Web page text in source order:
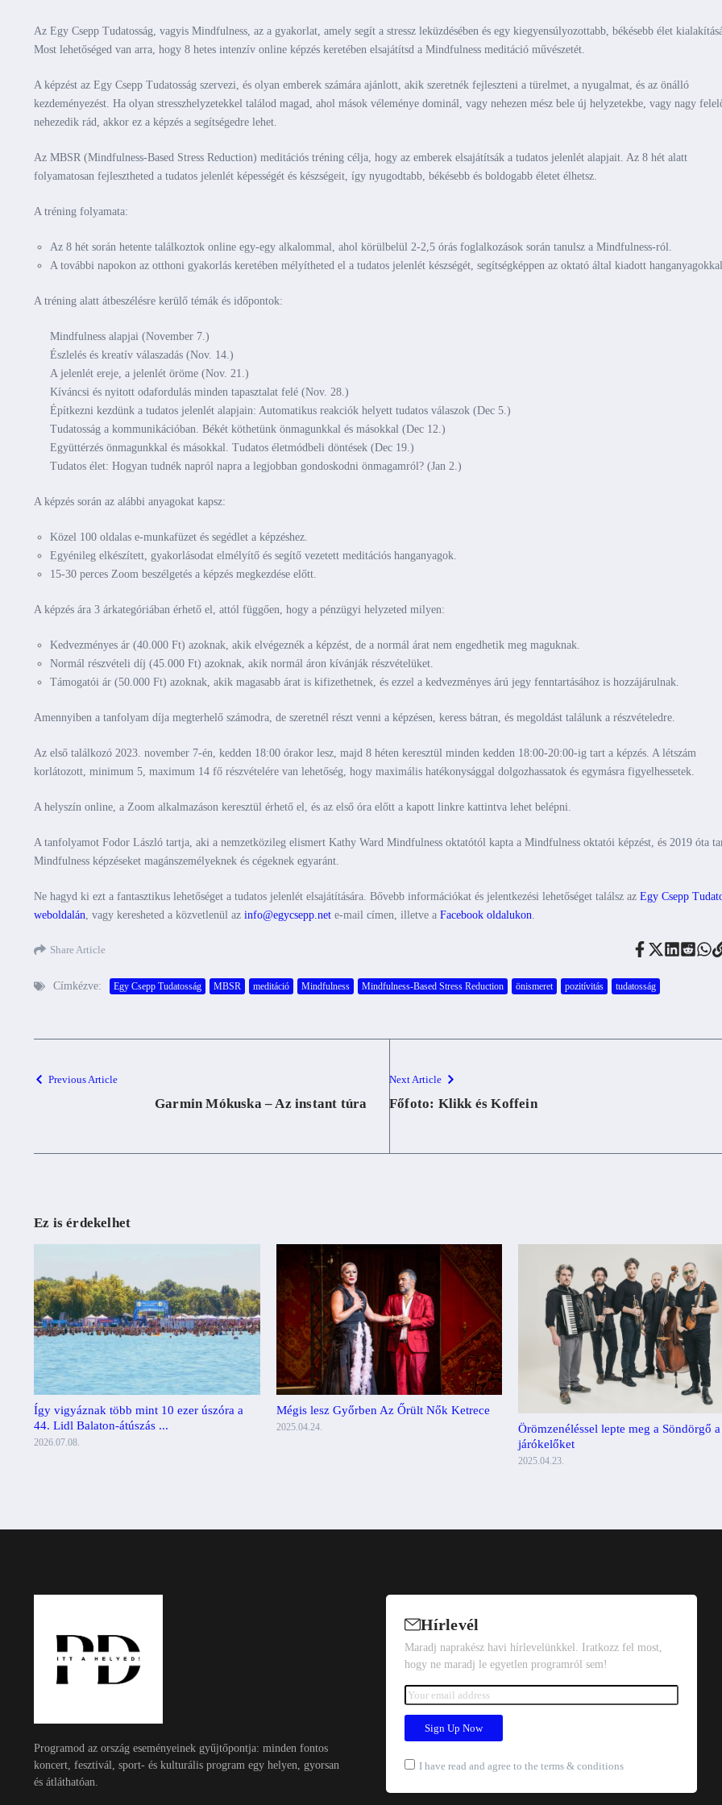
Az Egy Csepp Tudatosság, vagyis Mindfulness, az a gyakorlat, amely segít a stressz leküzdésében és egy kiegyensúlyozottabb, békésebb élet
Most lehetőséged van arra, hogy 8 hetes intenzív online képzés keretében elsajátítsd a Mindfulness meditáció művészetét.
A képzést az Egy Csepp Tudatosság szervezi, és olyan emberek számára ajánlott, akik szeretnék fejleszteni a türelmet, a nyugalmat, és az önálló
kezdeményezést. Ha olyan stresszhelyzetekkel találod magad, ahol mások véleménye dominál, vagy nehezen mész bele új helyzetekbe, vagy nagy
nehezedik rád, akkor ez a képzés a segítségedre lehet.
Az MBSR (Mindfulness-Based Stress Reduction) meditációs tréning célja, hogy az emberek elsajátítsák a tudatos jelenlét alapjait. Az 8 hét alatt
folyamatosan fejlesztheted a tudatos jelenlét képességét és készségeit, így nyugodtabb, békésebb és boldogabb életet élhetsz.
A tréning folyamata:
Az 8 hét során hetente találkoztok online egy-egy alkalommal, ahol körülbelül 2-2,5 órás foglalkozások során tanulsz a Mindfulness-ról.
A további napokon az otthoni gyakorlás keretében mélyítheted el a tudatos jelenlét készségét, segítségképpen az oktató által kiadott
A tréning alatt átbeszélésre kerülő témák és időpontok:
Mindfulness alapjai (November 7.)
Észlelés és kreatív válaszadás (Nov. 14.)
A jelenlét ereje, a jelenlét öröme (Nov. 21.)
Kíváncsi és nyitott odafordulás minden tapasztalat felé (Nov. 28.)
Építkezni kezdünk a tudatos jelenlét alapjain: Automatikus reakciók helyett tudatos válaszok (Dec 5.)
Tudatosság a kommunikációban. Békét köthetünk önmagunkkal és másokkal (Dec 12.)
Együttérzés önmagunkkal és másokkal. Tudatos életmódbeli döntések (Dec 19.)
Tudatos élet: Hogyan tudnék napról napra a legjobban gondoskodni önmagamról? (Jan 2.)
A képzés során az alábbi anyagokat kapsz:
Közel 100 oldalas e-munkafüzet és segédlet a képzéshez.
Egyénileg elkészített, gyakorlásodat elmélyítő és segítő vezetett meditációs hanganyagok.
15-30 perces Zoom beszélgetés a képzés megkezdése előtt.
A képzés ára 3 árkategóriában érhető el, attól függően, hogy a pénzügyi helyzeted milyen:
Kedvezményes ár (40.000 Ft) azoknak, akik elvégeznék a képzést, de a normál árat nem engedhetik meg maguknak.
Normál részvételi díj (45.000 Ft) azoknak, akik normál áron kívánják részvételüket.
Támogatói ár (50.000 Ft) azoknak, akik magasabb árat is kifizethetnek, és ezzel a kedvezményes árú jegy fenntartásához is hozzájárulnak.
Amennyiben a tanfolyam díja megterhelő számodra, de szeretnél részt venni a képzésen, keress bátran, és megoldást találunk a részvételedre.
Az első találkozó 2023. november 7-én, kedden 18:00 órakor lesz, majd 8 héten keresztül minden kedden 18:00-20:00-ig tart a képzés. A létszám
korlátozott, minimum 5, maximum 14 fő részvételére van lehetőség, hogy maximális hatékonysággal dolgozhassatok és egymásra figyelhessetek.
A helyszín online, a Zoom alkalmazáson keresztül érhető el, és az első óra előtt a kapott linkre kattintva lehet belépni.
A tanfolyamot Fodor László tartja, aki a nemzetközileg elismert Kathy Ward Mindfulness oktatótól kapta a Mindfulness oktatói képzést, és 2019 óta
Mindfulness képzéseket magánszemélyeknek és cégeknek egyaránt.
Ne hagyd ki ezt a fantasztikus lehetőséget a tudatos jelenlét elsajátítására. Bővebb információkat és jelentkezési lehetőséget találsz az Egy Csepp
weboldalán, vagy keresheted a közvetlenül az info@egycsepp.net e-mail címen, illetve a Facebook oldalukon.
Share Article
Címkézve: Egy Csepp Tudatosság MBSR meditáció Mindfulness Mindfulness-Based Stress Reduction önismeret pozitívitás tudatosság
Previous Article
Garmin Mókuska – Az instant túra
Next Article
Főfoto: Klikk és Koffein
Ez is érdekelhet
Így vigyáznak több mint 10 ezer úszóra a
44. Lidl Balaton-átúszás ...
2026.07.08.
Mégis lesz Győrben Az Őrült Nők Ketrece
2025.04.24.
Örömzenéléssel lepte meg a Söndörgő a
járókelőket
2025.04.23.
Programod az ország eseményeinek gyűjtőpontja: minden fontos
koncert, fesztivál, sport- és kulturális program egy helyen, gyorsan
és átláthatóan.
Hírlevél
Maradj naprakész havi hírlevelünkkel. Iratkozz fel most,
hogy ne maradj le egyetlen programról sem!
I have read and agree to the terms & conditions